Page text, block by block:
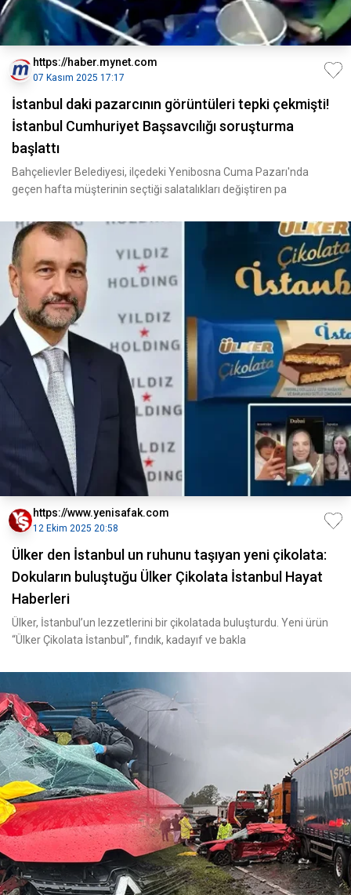
https://haber.mynet.com
07 Kasım 2025 17:17
İstanbul daki pazarcının görüntüleri tepki çekmişti!
İstanbul Cumhuriyet Başsavcılığı soruşturma
başlattı
Bahçelievler Belediyesi, ilçedeki Yenibosna Cuma Pazarı'nda
geçen hafta müşterinin seçtiği salatalıkları değiştiren pa
https://www.yenisafak.com
12 Ekim 2025 20:58
Ülker den İstanbul un ruhunu taşıyan yeni çikolata:
Dokuların buluştuğu Ülker Çikolata İstanbul Hayat
Haberleri
Ülker, İstanbul’un lezzetlerini bir çikolatada buluşturdu. Yeni ürün
“Ülker Çikolata İstanbul”, fındık, kadayıf ve bakla